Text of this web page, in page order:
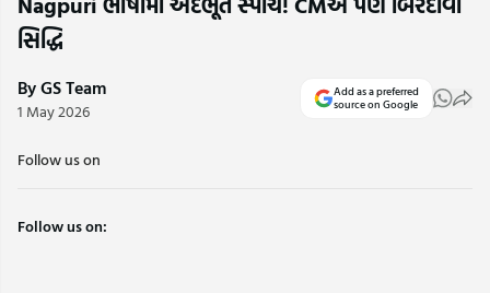
સિદ્ધિ
By GS Team
1 May 2026
Add as a preferred
source on Google
Follow us on
Follow us on: